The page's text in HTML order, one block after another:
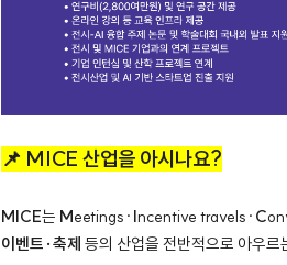
📌 MICE 산업을 아시나요?
MICE는 Meetings· Incentive travels· C
이벤트·축제 등의 산업을 전반적으로 아우르